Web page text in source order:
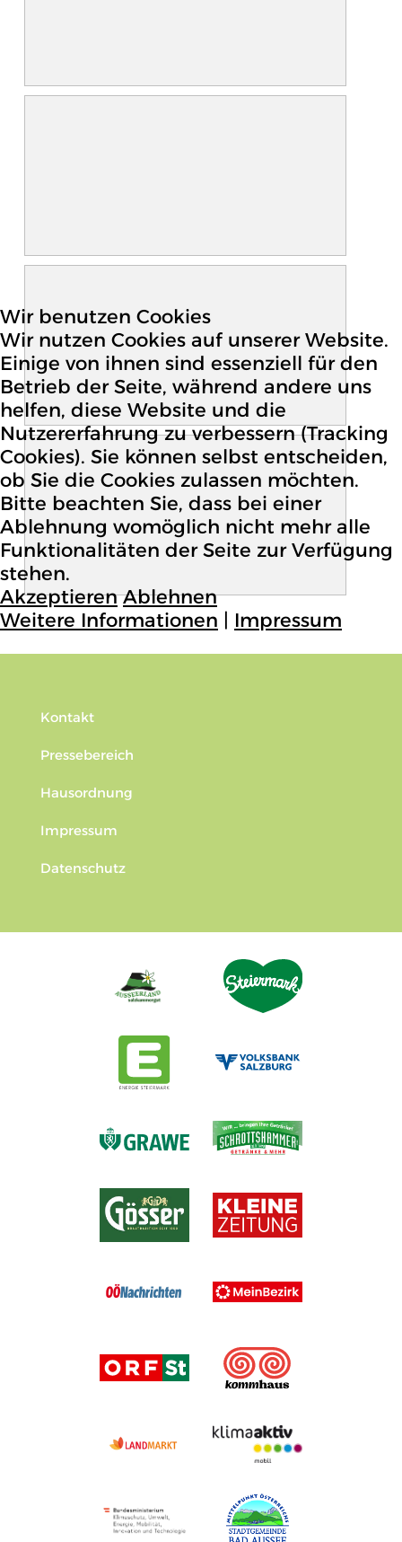
Kontakt
Pressebereich
Hausordnung
Impressum
Datenschutz
Wir benutzen Cookies
Wir nutzen Cookies auf unserer Website.
Einige von ihnen sind essenziell für den
Betrieb der Seite, während andere uns
helfen, diese Website und die
Nutzererfahrung zu verbessern (Tracking
Cookies). Sie können selbst entscheiden,
ob Sie die Cookies zulassen möchten.
Bitte beachten Sie, dass bei einer
Ablehnung womöglich nicht mehr alle
Funktionalitäten der Seite zur Verfügung
stehen.
Akzeptieren Ablehnen
Weitere Informationen | Impressum